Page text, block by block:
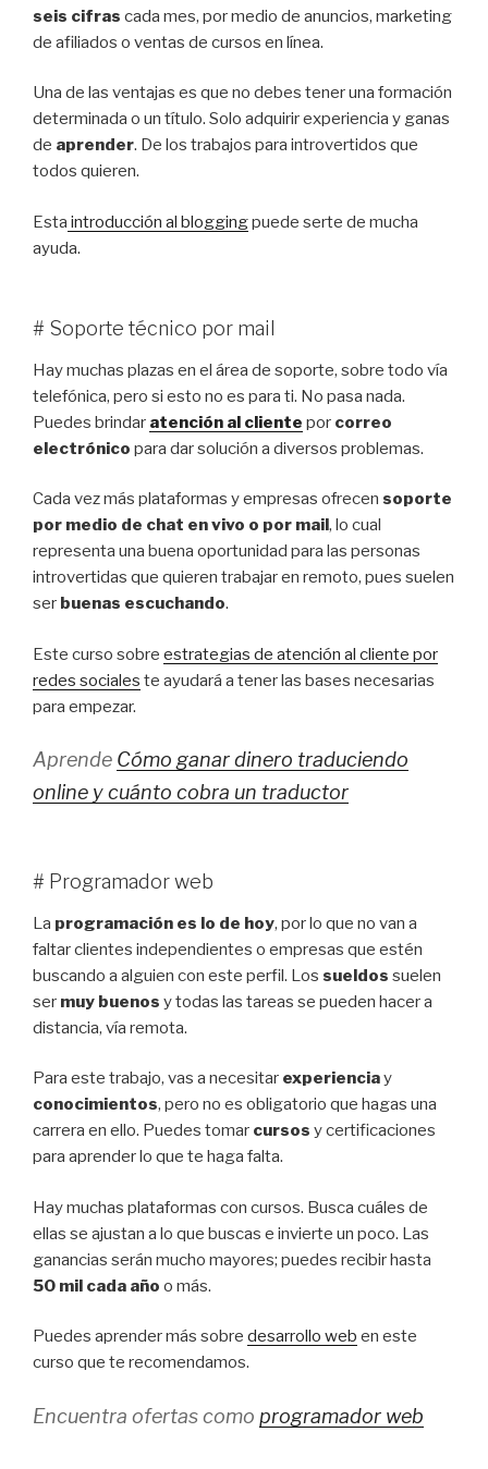
seis cifras cada mes, por medio de anuncios, marketing
de afiliados o ventas de cursos en línea.
Una de las ventajas es que no debes tener una formación
determinada o un título. Solo adquirir experiencia y ganas
de aprender. De los trabajos para introvertidos que
todos quieren.
Esta introducción al bloggingpuede serte de mucha
ayuda.
# Soporte técnico por mail
Hay muchas plazas en el área de soporte, sobre todo vía
telefónica, pero si esto no es para ti. No pasa nada.
Puedes brindar atención al cliente por correo
electrónico para dar solución a diversos problemas.
Cada vez más plataformas y empresas ofrecen soporte
por medio de chat en vivo o por mail , lo cual
representa una buena oportunidad para las personas
introvertidas que quieren trabajar en remoto, pues suelen
ser buenas escuchando.
Este curso sobre estrategias de atención al cliente por
redes sociales te ayudará a tener las bases necesarias
para empezar.
Aprende Cómo ganar dinero traduciendo
online y cuánto cobra un traductor
# Programador web
La programación es lo de hoy, por lo que no van a
faltar clientes independientes o empresas que estén
buscando a alguien con este perfil. Los sueldos suelen
ser muy buenos y todas las tareas se pueden hacer a
distancia, vía remota.
Para este trabajo, vas a necesitar experienciay
conocimientos, pero no es obligatorio que hagas una
carrera en ello. Puedes tomar cursos y certificaciones
para aprender lo que te haga falta.
Hay muchas plataformas con cursos. Busca cuáles de
ellas se ajustan a lo que buscas e invierte un poco. Las
ganancias serán mucho mayores; puedes recibir hasta
50 mil cada año o más.
Puedes aprender más sobre desarrollo web en este
curso que te recomendamos.
Encuentra ofertas como programador web